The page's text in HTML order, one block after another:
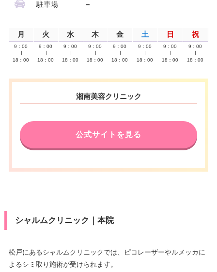
駐車場 –
月 火 水 木 金 土 日 祝
9：00
18：00
9：00
18：00
9：00
18：00
9：00
18：00
9：00
18：00
9：00
18：00
9：00
18：00
9：00
18：00
湘南美容クリニック
公式サイトを見る
シャルムクリニック｜本院
松戸にあるシャルムクリニックでは、ピコレーザーやルメッカに
よるシミ取り施術が受けられます。